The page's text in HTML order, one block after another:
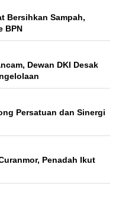
Bersihkan Sampah,
BPN
Dewan DKI Desak
Persatuan dan Sinergi
Penadah Ikut